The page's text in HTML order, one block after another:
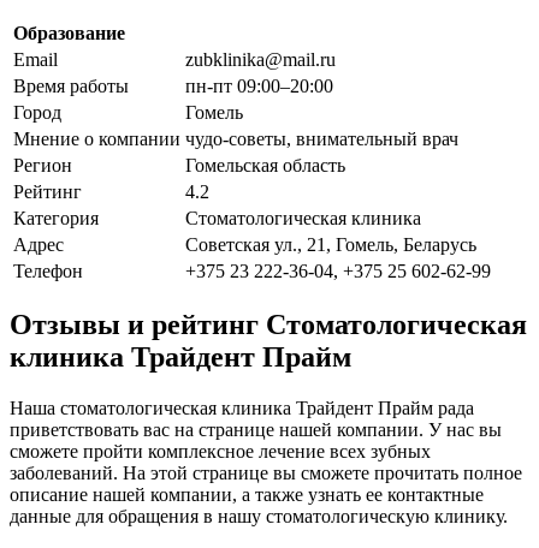
Образование
Email
zubklinika@mail.ru
Время работы
пн-пт 09:00–20:00
Город
Гомель
Мнение о компании чудо-советы, внимательный врач
Регион
Гомельская область
Рейтинг
4.2
Категория
Стоматологическая клиника
Адрес
Советская ул., 21, Гомель, Беларусь
Телефон
+375 23 222-36-04, +375 25 602-62-99
Отзывы и рейтинг Стоматологическая
клиника Трайдент Прайм
Наша стоматологическая клиника Трайдент Прайм рада
приветствовать вас на странице нашей компании. У нас вы
сможете пройти комплексное лечение всех зубных
заболеваний. На этой странице вы сможете прочитать полное
описание нашей компании, а также узнать ее контактные
данные для обращения в нашу стоматологическую клинику.